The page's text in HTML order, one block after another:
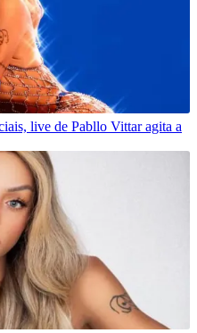
live de Pabllo Vittar agita a